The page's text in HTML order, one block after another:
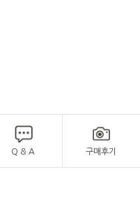
Q & A 구매후기